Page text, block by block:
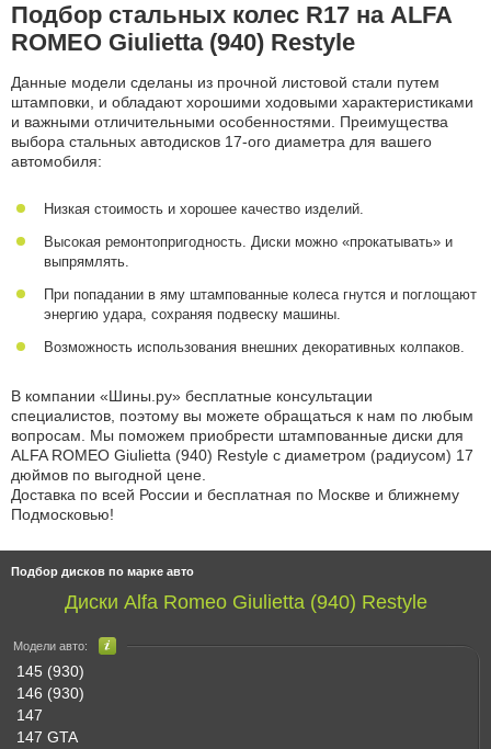
Подбор дисков по марке авто
Диски Alfa Romeo Giulietta (940) Restyle
Модели авто:
145 (930)
146 (930)
147
147 GTA
Подбор стальных колес R17 на ALFA
ROMEO Giulietta (940) Restyle
Данные модели сделаны из прочной листовой стали путем
штамповки, и обладают хорошими ходовыми характеристиками
и важными отличительными особенностями. Преимущества
выбора стальных автодисков 17-ого диаметра для вашего
автомобиля:
Низкая стоимость и хорошее качество изделий.
Высокая ремонтопригодность. Диски можно «прокатывать» и
выпрямлять.
При попадании в яму штампованные колеса гнутся и поглощают
энергию удара, сохраняя подвеску машины.
Возможность использования внешних декоративных колпаков.
В компании «Шины.ру» бесплатные консультации
специалистов, поэтому вы можете обращаться к нам по любым
вопросам. Мы поможем приобрести штампованные диски для
ALFA ROMEO Giulietta (940) Restyle с диаметром (радиусом) 17
дюймов по выгодной цене.
Доставка по всей России и бесплатная по Москве и ближнему
Подмосковью!